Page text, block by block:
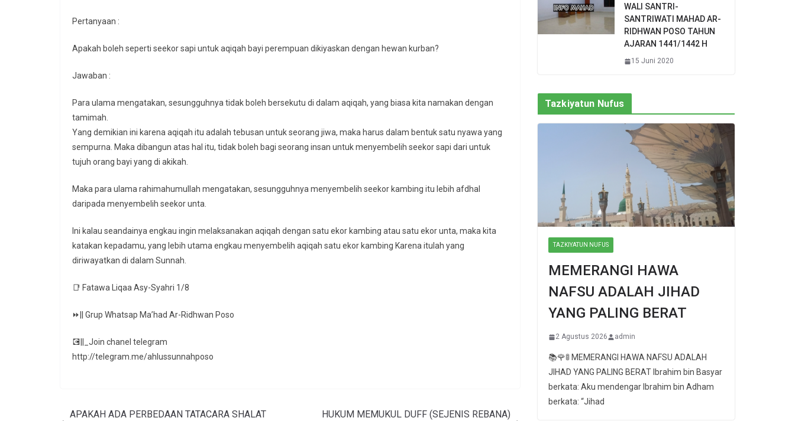
Pertanyaan :
Apakah boleh seperti seekor sapi untuk aqiqah bayi perempuan dikiyaskan dengan hewan kurban?
Jawaban :
Para ulama mengatakan, sesungguhnya tidak boleh bersekutu di dalam aqiqah, yang biasa kita namakan dengan
tamimah.
Yang demikian ini karena aqiqah itu adalah tebusan untuk seorang jiwa, maka harus dalam bentuk satu nyawa yang
sempurna. Maka dibangun atas hal itu, tidak boleh bagi seorang insan untuk menyembelih seekor sapi dari untuk
tujuh orang bayi yang di akikah.
Maka para ulama rahimahumullah mengatakan, sesungguhnya menyembelih seekor kambing itu lebih afdhal
daripada menyembelih seekor unta.
Ini kalau seandainya engkau ingin melaksanakan aqiqah dengan satu ekor kambing atau satu ekor unta, maka kita
katakan kepadamu, yang lebih utama engkau menyembelih aqiqah satu ekor kambing Karena itulah yang
diriwayatkan di dalam Sunnah.
📑 Fatawa Liqaa Asy-Syahri 1/8
⏩|| Grup Whatsap Ma’had Ar-Ridhwan Poso
💽||_Join chanel telegram
http://telegram.me/ahlussunnahposo
APAKAH ADA PERBEDAAN TATACARA SHALAT
HUKUM MEMUKUL DUFF (SEJENIS REBANA)
WALI SANTRI-
SANTRIWATI MAHAD AR-
RIDHWAN POSO TAHUN
AJARAN 1441/1442 H
15 Juni 2020
Tazkiyatun Nufus
TAZKIYATUN NUFUS
MEMERANGI HAWA
NAFSU ADALAH JIHAD
YANG PALING BERAT
2 Agustus 2026 admin
📚🌹🚦 MEMERANGI HAWA NAFSU ADALAH
JIHAD YANG PALING BERAT Ibrahim bin Basyar
berkata: Aku mendengar Ibrahim bin Adham
berkata: “Jihad